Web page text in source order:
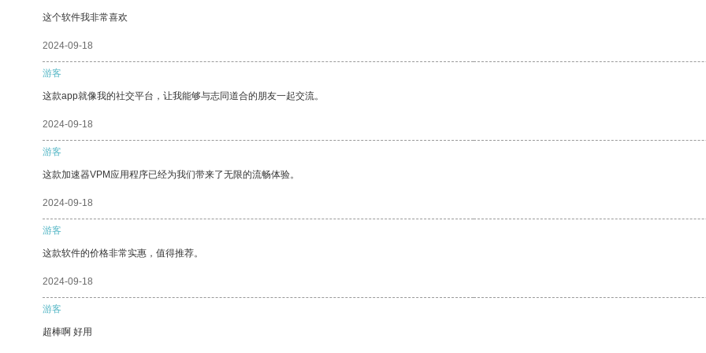
这个软件我非常喜欢
2024-09-18
游客
这款app就像我的社交平台，让我能够与志同道合的朋友一起交流。
2024-09-18
游客
这款加速器VPM应用程序已经为我们带来了无限的流畅体验。
2024-09-18
游客
这款软件的价格非常实惠，值得推荐。
2024-09-18
游客
超棒啊 好用